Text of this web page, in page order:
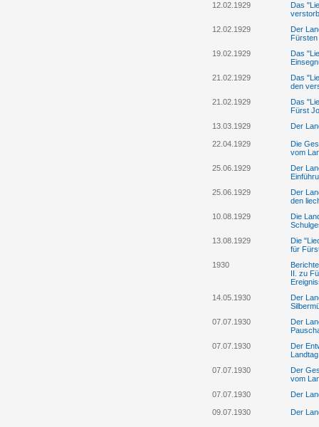
12.02.1929
Das
12.02.1929
Der
19.02.1929
Das
21.02.1929
Das
den
21.02.1929
Das
Fürst
13.03.1929
Der
22.04.1929
Die
vom
25.06.1929
Der
25.06.1929
Der
den
10.08.1929
Die
13.08.1929
Die
für
1930
II. zu
14.05.1930
Der
07.07.1930
Der
07.07.1930
Der
07.07.1930
Der
vom
07.07.1930
Der
09.07.1930 Der